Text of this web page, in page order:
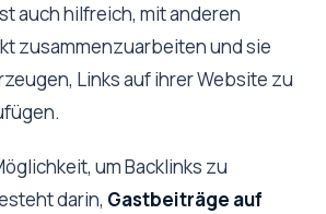
auch hilfreich, mit anderen
zusammenzuarbeiten und sie
Links auf ihrer Website zu
um Backlinks zu
darin, Gastbeiträge auf